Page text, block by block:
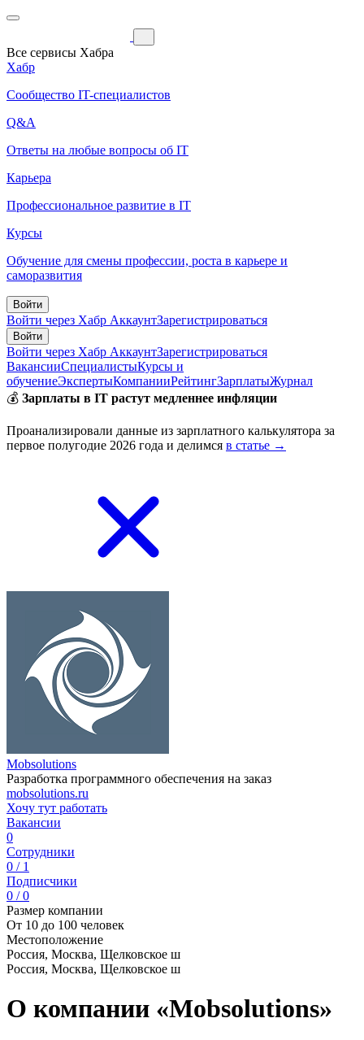
Все сервисы Хабра
Хабр
Сообщество IT-специалистов
Q&A
Ответы на любые вопросы об IT
Карьера
Профессиональное развитие в IT
Курсы
Обучение для смены профессии, роста в карьере и
саморазвития
Войти
Войти через Хабр АккаунтЗарегистрироваться
Войти
Войти через Хабр АккаунтЗарегистрироваться
ВакансииСпециалистыКурсы и
обучениеЭкспертыКомпанииРейтингЗарплатыЖурнал
💰 Зарплаты в IT растут медленнее инфляции
Проанализировали данные из зарплатного калькулятора за
первое полугодие 2026 года и делимся в статье →
Mobsolutions
Разработка программного обеспечения на заказ
mobsolutions.ru
Хочу тут работать
Вакансии
0
Сотрудники
0 / 1
Подписчики
0 / 0
Размер компании
От 10 до 100 человек
Местоположение
Россия, Москва, Щелковское ш
Россия, Москва, Щелковское ш
О компании «Mobsolutions»